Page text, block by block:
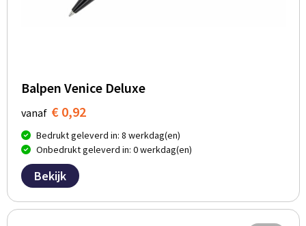
Balpen Venice Deluxe
vanaf € 0,92
Bedrukt geleverd in: 8 werkdag(en)
Onbedrukt geleverd in: 0 werkdag(en)
Bekijk